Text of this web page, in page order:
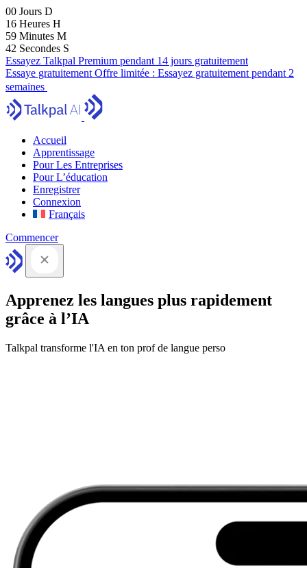
00 Jours D
16 Heures H
59 Minutes M
41 Secondes S
Essayez Talkpal Premium pendant 14 jours gratuitement
Essaye gratuitement Offre limitée : Essayez gratuitement pendant 2
semaines
Accueil
Apprentissage
Pour Les Entreprises
Pour L’éducation
Enregistrer
Connexion
Français
Commencer
Apprenez les langues plus rapidement
grâce à l’IA
Talkpal transforme l'IA en ton prof de langue perso